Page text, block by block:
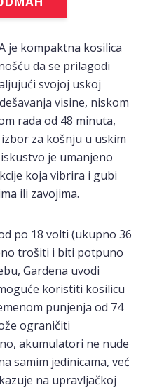
je kompaktna kosilica
da se prilagodi
svojoj uskoj
visine, niskom
rada od 48 minuta,
za košnju u uskim
je umanjeno
koja vibrira i gubi
ili zavojima.
po 18 volti (ukupno 36
trošiti i biti potpuno
Gardena uvodi
koristiti kosilicu
punjenja od 74
ograničiti
akumulatori ne nude
samim jedinicama, već
na upravljačkoj